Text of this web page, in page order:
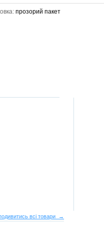
прозорий пакет
всі товари →